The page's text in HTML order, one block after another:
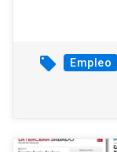
local_offer Empleo